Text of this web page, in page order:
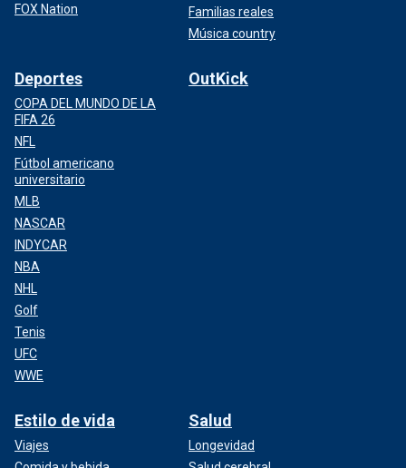
FOX Nation
Familias reales
Música country
Deportes
COPA DEL MUNDO DE LA
FIFA 26
NFL
Fútbol americano
universitario
MLB
NASCAR
INDYCAR
NBA
NHL
Golf
Tenis
UFC
WWE
OutKick
Estilo de vida
Viajes
Salud
Longevidad